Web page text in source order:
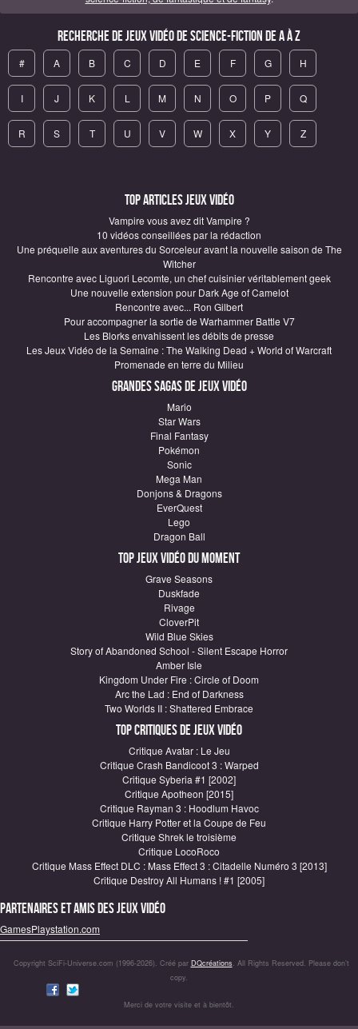
Recherche de Jeux vidéo de science-fiction de A à Z
# A B C D E F G H
I J K L M N O P Q
R S T U V W X Y Z
Top articles Jeux vidéo
Vampire vous avez dit Vampire ?
10 vidéos conseillées par la rédaction
Une préquelle aux aventures du Sorceleur avant la nouvelle saison de The
Witcher
Rencontre avec Liguori Lecomte, un chef cuisinier véritablement geek
Une nouvelle extension pour Dark Age of Camelot
Rencontre avec... Ron Gilbert
Pour accompagner la sortie de Warhammer Battle V7
Les Blorks envahissent les débits de presse
Les Jeux Vidéo de la Semaine : The Walking Dead + World of Warcraft
Promenade en terre du Milieu
Grandes sagas de Jeux vidéo
Mario
Star Wars
Final Fantasy
Pokémon
Sonic
Mega Man
Donjons & Dragons
EverQuest
Lego
Dragon Ball
Top Jeux vidéo du moment
Grave Seasons
Duskfade
Rivage
CloverPit
Wild Blue Skies
Story of Abandoned School - Silent Escape Horror
Amber Isle
Kingdom Under Fire : Circle of Doom
Arc the Lad : End of Darkness
Two Worlds II : Shattered Embrace
Top critiques de Jeux vidéo
Critique Avatar : Le Jeu
Critique Crash Bandicoot 3 : Warped
Critique Syberia #1 [2002]
Critique Apotheon [2015]
Critique Rayman 3 : Hoodlum Havoc
Critique Harry Potter et la Coupe de Feu
Critique Shrek le troisième
Critique LocoRoco
Critique Mass Effect DLC : Mass Effect 3 : Citadelle Numéro 3 [2013]
Critique Destroy All Humans ! #1 [2005]
Partenaires et amis des jeux vidéo
GamesPlaystation.com
Copyright SciFi-Universe.com (1996-2026). Créé par DQcréations. All Rights Reserved. Please don’t
copy.
Merci de votre visite et à bientôt.